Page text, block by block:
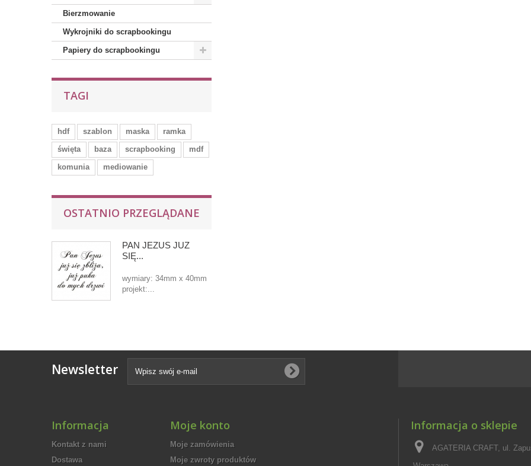
Bierzmowanie
Wykrojniki do scrapbookingu
Papiery do scrapbookingu
TAGI
hdf szablon maska
ramka
święta
baza scrapbooking
mdf
komunia
mediowanie
OSTATNIO PRZEGLĄDANE
PAN JEZUS JUŻ
SIĘ...
wymiary: 34mm x 40mm
projekt:...
Newsletter
Informacja
Kontakt z nami
Dostawa
Moje konto
Moje zamówienia
Moje zwroty produktów
Informacja o sklepie
AGATERIA CRAFT, ul.